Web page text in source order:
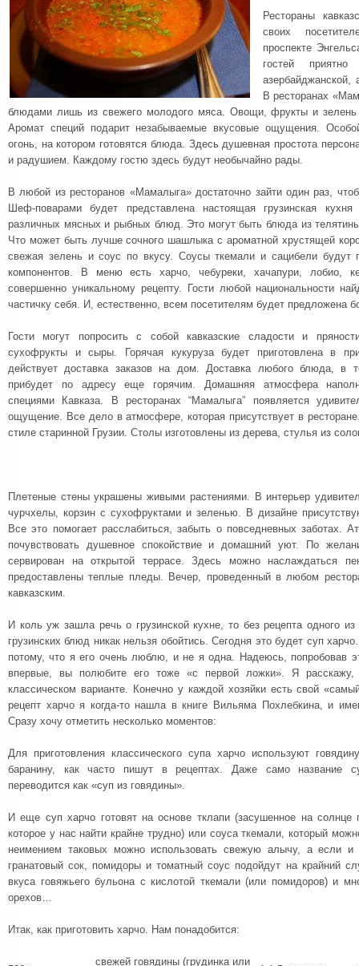
Рестораны
своих
проспекте
гостей
азербайджанской,
В ресторанах
блюдами лишь из свежего молодого мяса. Овощи, фрукты и зелень
Аромат специй подарит незабываемые вкусовые ощущения.
огонь, на котором готовятся блюда. Здесь душевная простота
и радушием. Каждому гостю здесь будут необычайно рады.
В любой из ресторанов «Мамалыга» достаточно зайти один раз,
Шеф-поварами будет представлена настоящая грузинская
различных мясных и рыбных блюд. Это могут быть блюда из
Что может быть лучше сочного шашлыка с ароматной хрустящей
свежая зелень и соус по вкусу. Соусы ткемали и сацибели будут
компонентов. В меню есть харчо, чебуреки, хачапури, лобио,
совершенно уникальному рецепту. Гости любой национальности
частичку себя. И, естественно, всем посетителям будет предложена
Гости могут попросить с собой кавказские сладости и
сухофрукты и сыры. Горячая кукуруза будет приготовлена в
действует доставка заказов на дом. Доставка любого блюда, в
прибудет по адресу еще горячим. Домашняя атмосфера
специями Кавказа. В ресторанах “Мамалыга” появляется
ощущение. Все дело в атмосфере, которая присутствует в
стиле старинной Грузии. Столы изготовлены из дерева, стулья из
Плетеные стены украшены живыми растениями. В интерьер
чурчхелы, корзин с сухофруктами и зеленью. В дизайне
Все это помогает расслабиться, забыть о повседневных заботах.
почувствовать душевное спокойствие и домашний уют. По
сервирован на открытой террасе. Здесь можно наслаждаться
предоставлены теплые пледы. Вечер, проведенный в любом
кавказским.
И коль уж зашла речь о грузинской кухне, то без рецепта одного
грузинских блюд никак нельзя обойтись. Сегодня это будет суп
потому, что я его очень люблю, и не я одна. Надеюсь, попробовав
впервые, вы полюбите его тоже «с первой ложки». Я расскажу,
классическом варианте. Конечно у каждой хозяйки есть свой
рецепт харчо я когда-то нашла в книге Вильяма Похлебкина, и
Сразу хочу отметить несколько моментов:
Для приготовления классического супа харчо используют
баранину, как часто пишут в рецептах. Даже само название
переводится как «суп из говядины».
И еще суп харчо готовят на основе тклапи (засушенное на
которое у нас найти крайне трудно) или соуса ткемали, который
неимением таковых можно использовать свежую алычу, а если
гранатовый сок, помидоры и томатный соус подойдут на крайний
вкуса говяжьего бульона с кислотой ткемали (или помидоров) и
орехов…
Итак, как приготовить харчо. Нам понадобится:
свежей говядины (грудинка или